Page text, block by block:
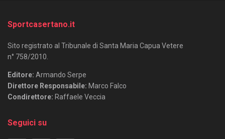
Sportcasertano.it
Sito registrato al Tribunale di Santa Maria Capua Vetere
n° 758/2010.
Editore: Armando Serpe
Direttore Responsabile: Marco Falco
Condirettore: Raffaele Veccia
Seguici su